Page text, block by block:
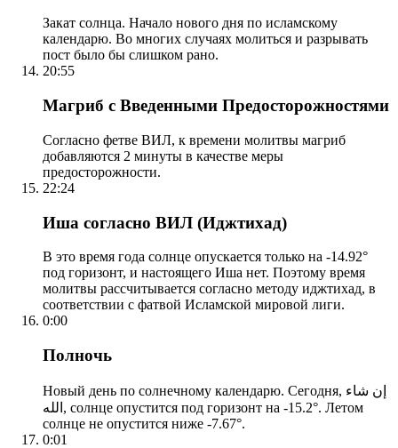
Закат солнца. Начало нового дня по исламскому
календарю. Во многих случаях молиться и разрывать
пост было бы слишком рано.
20:55
Магриб с Введенными Предосторожностями
Согласно фетве ВИЛ, к времени молитвы магриб
добавляются 2 минуты в качестве меры
предосторожности.
22:24
Иша согласно ВИЛ (Иджтихад)
В это время года солнце опускается только на -14.92°
под горизонт, и настоящего Иша нет. Поэтому время
молитвы рассчитывается согласно методу иджтихад, в
соответствии с фатвой Исламской мировой лиги.
0:00
Полночь
Новый день по солнечному календарю. Сегодня, إن شاء
الله, солнце опустится под горизонт на -15.2°. Летом
солнце не опустится ниже -7.67°.
0:01